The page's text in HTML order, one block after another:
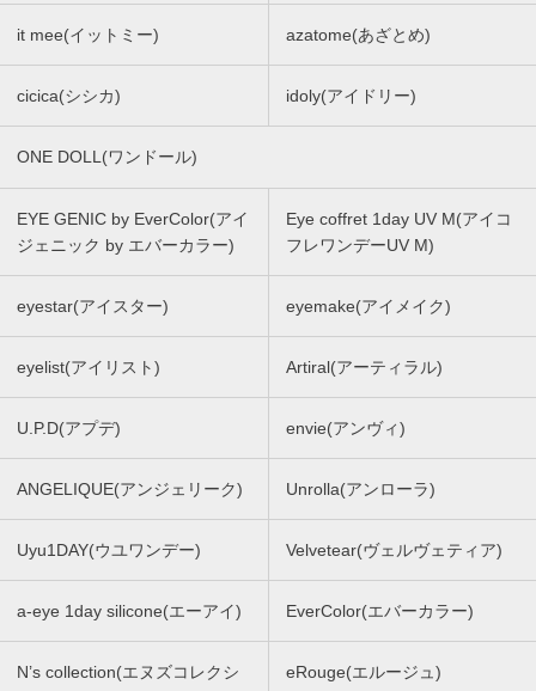
it mee(イットミー) azatome(あざとめ)
cicica(シシカ) idoly(アイドリー)
ONE DOLL(ワンドール)
EYE GENIC by EverColor(アイ
ジェニック by エバーカラー)
Eye coffret 1day UV M(アイコ
フレワンデーUV M)
eyestar(アイスター) eyemake(アイメイク)
eyelist(アイリスト) Artiral(アーティラル)
U.P.D(アプデ) envie(アンヴィ)
ANGELIQUE(アンジェリーク) Unrolla(アンローラ)
Uyu1DAY(ウユワンデー) Velvetear(ヴェルヴェティア)
a-eye 1day silicone(エーアイ) EverColor(エバーカラー)
N’s collection(エヌズコレクシ
eRouge(エルージュ)